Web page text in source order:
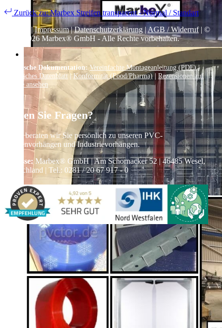
Zurück zu: Marbex Streifen transparent - Normal / Standart
|Impressum|Datenschutzerklärung|AGB / Widerruf| ©
2026Marbex® GmbH - Alle Rechte vorbehalten.
Technische Dokumentation: Vereinfachte Montageanleitung (PDF)|
Technisches Datenblatt| Konformität (Food/Pharma)| Rezensionen auf
Google ansehen
Haben Sie Fragen?
Gerne beraten wir Sie persönlich zu unseren PVC-
Streifenvorhängen und Industrievorhängen.
Adresse:Marbex® GmbH | Am Schornacker 52 | 46485 Wesel,
Deutschland | Tel.: 0281 / 20 67 917 - 0